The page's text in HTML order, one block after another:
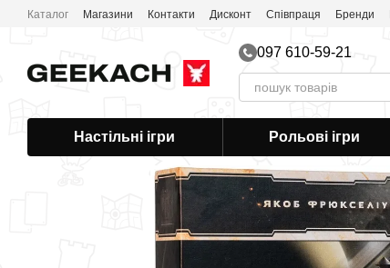
Перейти до основного контенту
Каталог Магазини Контакти Дисконт Співпраця Бренди
097 610-59-21
Настільні ігри Рольові ігри